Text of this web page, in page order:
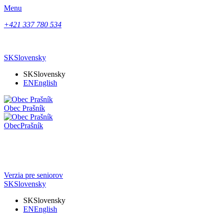
Menu
+421 337 780 534
SKSlovensky
SKSlovensky
ENEnglish
Obec Prašník
ObecPrašník
Verzia pre seniorov
SKSlovensky
SKSlovensky
ENEnglish